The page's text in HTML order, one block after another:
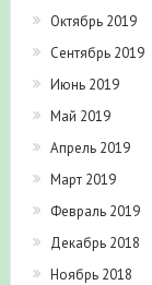
Октябрь 2019
Сентябрь 2019
Июнь 2019
Май 2019
Апрель 2019
Март 2019
Февраль 2019
Декабрь 2018
Ноябрь 2018